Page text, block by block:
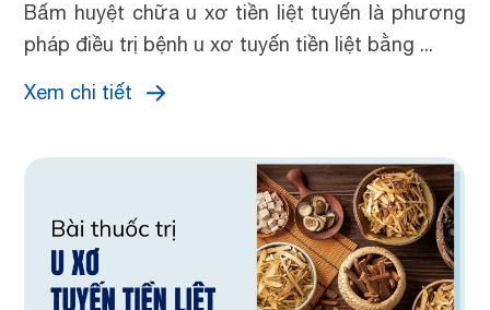
Bấm huyệt chữa u xơ tiền liệt tuyến là phương
pháp điều trị bệnh u xơ tuyến tiền liệt bằng ...
Xem chi tiết